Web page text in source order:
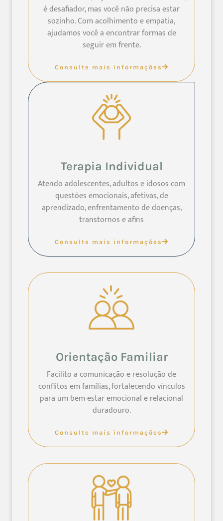
é desafiador, mas você não precisa estar
sozinho. Com acolhimento e empatia,
ajudamos você a encontrar formas de
seguir em frente.
Consulte mais informações
Terapia Individual
Atendo adolescentes, adultos e idosos com
questões emocionais, afetivas, de
aprendizado, enfrentamento de doenças,
transtornos e afins
Consulte mais informações
Orientação Familiar
Facilito a comunicação e resolução de
conflitos em famílias, fortalecendo vínculos
para um bem-estar emocional e relacional
duradouro.
Consulte mais informações